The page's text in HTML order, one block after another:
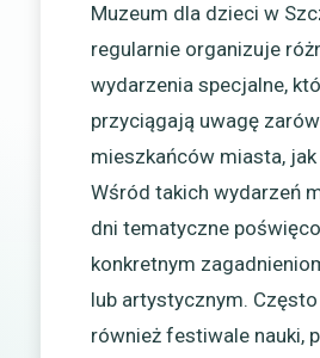
Muzeum dla dzieci w
regularnie organizuje
wydarzenia specjalne,
przyciągają uwagę
mieszkańców miasta,
Wśród takich wydarzeń
dni tematyczne
konkretnym
lub artystycznym.
również festiwale nauki,